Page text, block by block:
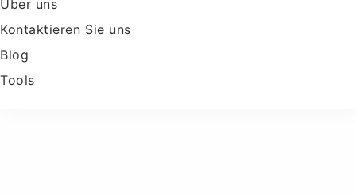
Über uns
Kontaktieren Sie uns
Blog
Tools